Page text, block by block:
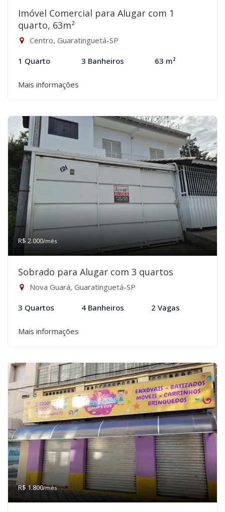
Imóvel Comercial para Alugar com 1
quarto, 63m²
Centro, Guaratinguetá-SP
1 Quarto 3 Banheiros 63 m²
Mais informações
R$ 2.000/mês
Sobrado para Alugar com 3 quartos
Nova Guará, Guaratinguetá-SP
3 Quartos 4 Banheiros 2 Vagas
Mais informações
R$ 1.800/mês